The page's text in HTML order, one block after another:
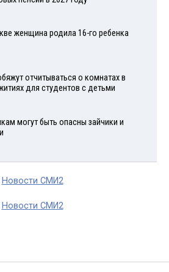
женщина родила 16-го ребенка
отчитываться о комнатах в
для студентов с детьми
могут быть опасны зайчики и
Новости СМИ2
Новости СМИ2